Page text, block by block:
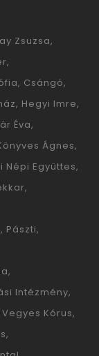
Zsuzsa
Csángó
Hegyi Imre
Éva
Ágnes
Népi Együttes
Pászti
Intézmény
Kórus